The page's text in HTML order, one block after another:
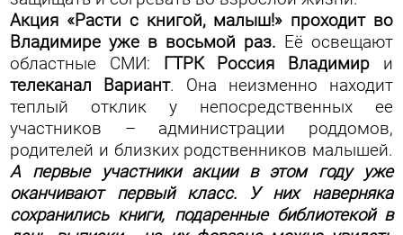
Акция «Расти с книгой, малыш!» проходит во
Владимире уже в восьмой раз. Её освещают
областные СМИ:
ГТРК Россия Владимир и
телеканал Вариант. Она неизменно находит
теплый отклик у непосредственных ее
участников – администрации роддомов,
родителей и близких родственников малышей.
А первые участники акции в этом году уже
оканчивают первый класс. У них наверняка
сохранились книги, подаренные библиотекой в